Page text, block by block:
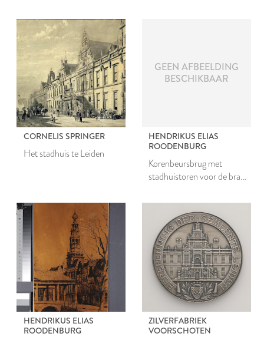
CORNELIS SPRINGER
Het stadhuis te Leiden
GEEN AFBEELDING
BESCHIKBAAR
HENDRIKUS ELIAS
ROODENBURG
Korenbeursbrug met
stadhuistoren voor de brand
HENDRIKUS ELIAS
ROODENBURG
ZILVERFABRIEK
VOORSCHOTEN